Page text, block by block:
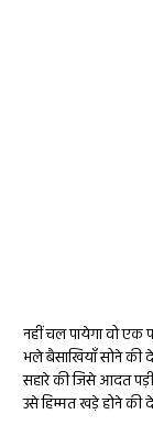
नहीं चल पायेगा वो एक
भले बैसाखियाँ सोने की
सहारे की जिसे आदत
उसे हिम्मत खड़े होने की